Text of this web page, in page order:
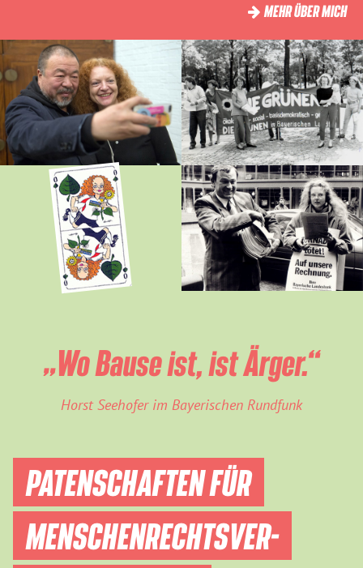
MEHR ÜBER MICH
„Wo Bause ist, ist Ärger.“
Horst Seehofer im Bayerischen Rundfunk
PATENSCHAFTEN FÜR
MENSCHEN­RECHTS­VER­